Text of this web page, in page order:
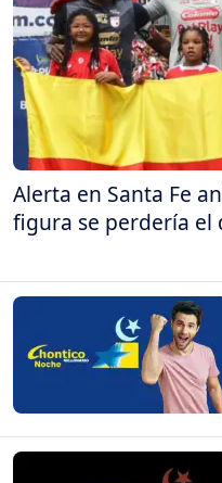
Alerta en Santa Fe
figura se perdería el